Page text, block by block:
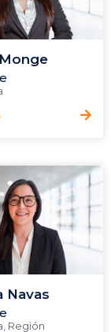
Navas
Región